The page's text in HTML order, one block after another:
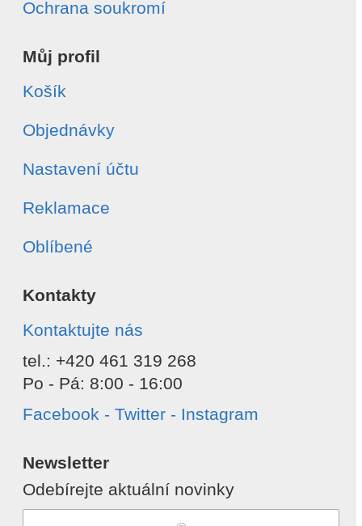
Ochrana soukromí
Můj profil
Košík
Objednávky
Nastavení účtu
Reklamace
Oblíbené
Kontakty
Kontaktujte nás
tel.: +420 461 319 268
Po - Pá: 8:00 - 16:00
Facebook - Twitter - Instagram
Newsletter
Odebírejte aktuální novinky